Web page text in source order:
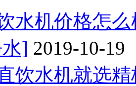
水机价格怎
] 2019-10-19
饮水机就选精